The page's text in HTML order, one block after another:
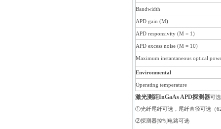
Bandwidth
APD gain (M)
APD responsivity (M = 1)
APD excess noise (M = 10)
Maximum instantaneous optical
Environmental
Operating temperature
激光测距InGaAs APD探测器可
①光纤尾纤可选，尾纤直径可选（
②探测器控制电路可选